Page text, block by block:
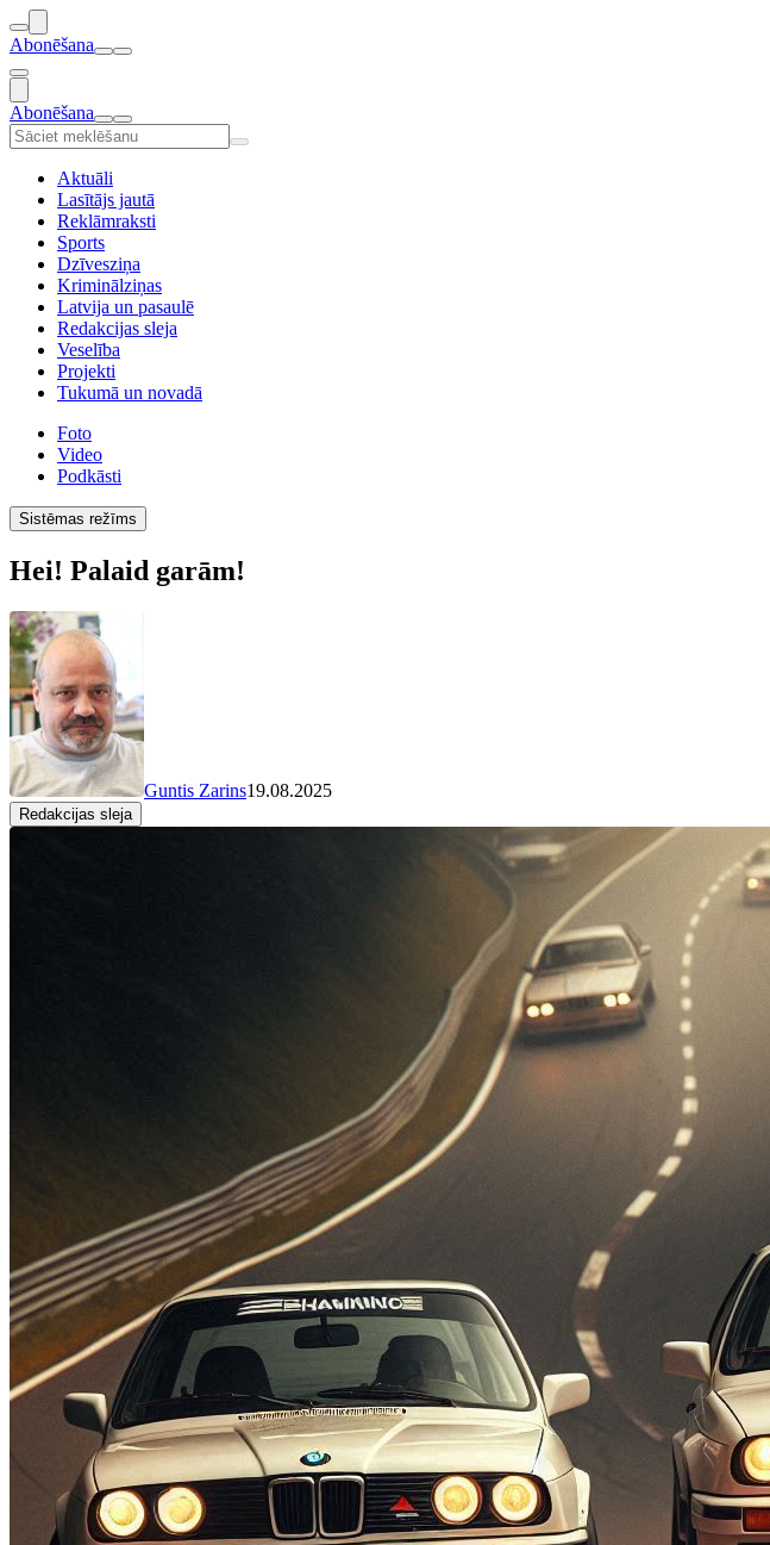
Abonēšana
Abonēšana
Aktuāli
Lasītājs jautā
Reklāmraksti
Sports
Dzīvesziņa
Kriminālziņas
Latvija un pasaulē
Redakcijas sleja
Veselība
Projekti
Tukumā un novadā
Foto
Video
Podkāsti
Sistēmas režīms
Hei! Palaid garām!
Guntis Zarins19.08.2025
Redakcijas sleja